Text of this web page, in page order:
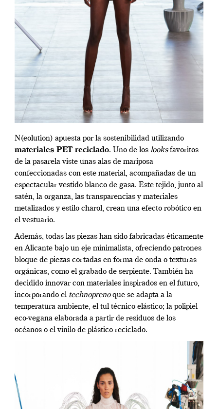
N(eolution) apuesta por la sostenibilidad utilizando
materiales PET reciclado. Uno de los looksfavoritos
de la pasarela viste unas alas de mariposa
confeccionadas con este material, acompañadas de un
espectacular vestido blanco de gasa. Este tejido, junto al
satén, la organza, las transparencias y materiales
metalizados y estilo charol, crean una efecto robótico en
el vestuario.
Además, todas las piezas han sido fabricadas éticamente
en Alicante bajo un eje minimalista, ofreciendo patrones
bloque de piezas cortadas en forma de onda o texturas
orgánicas, como el grabado de serpiente. También ha
decidido innovar con materiales inspirados en el futuro,
incorporando el technoprenoque se adapta a la
temperatura ambiente, el tul técnico elástico; la polipiel
eco-vegana elaborada a partir de residuos de los
océanos o el vinilo de plástico reciclado.